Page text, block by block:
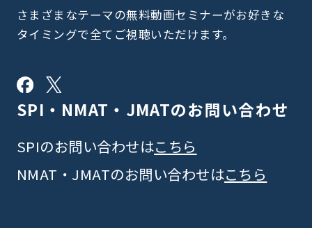
さまざまなテーマの無料動画セミナーがお好きな
タイミングで全てご視聴いただけます。
SPI・NMAT・JMATのお問い合わせ
SPIのお問い合わせはこちら
NMAT・JMATのお問い合わせはこちら